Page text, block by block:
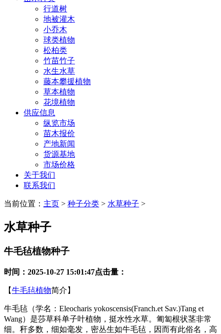
行道树
地被灌木
小乔木
球类植物
松柏类
竹苗竹子
水生水草
藤本攀援植物
草本植物
花境植物
供应信息
纵览市场
苗木报价
产地新闻
货源基地
市场价格
关于我们
联系我们
当前位置： 主页 > 种子分类 > 水草种子 >
水草种子
牛毛毡植物种子
时间： 2025-10-27 15:01:47点击量：
【牛毛毡植物简介】
牛毛毡（学名：Eleocharis yokoscensis(Franch.et Sav.)Tang et
Wang）是莎草科单子叶植物，挺水性水草。匍匐根状茎非常
细。秆多数，细如毫发，密丛生如牛毛毡，因而有此俗名，高